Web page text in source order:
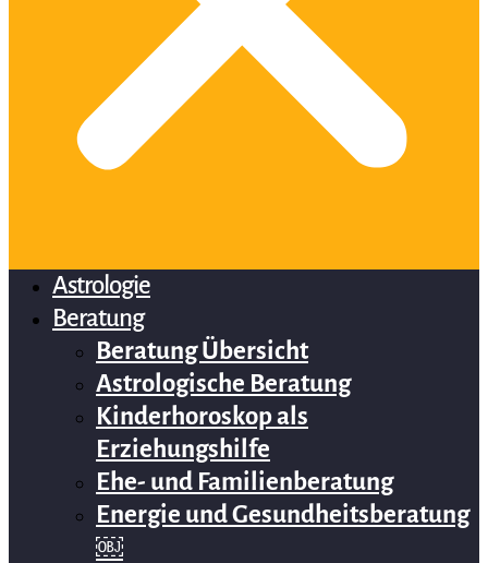
Astrologie
Beratung
Beratung Übersicht
Astrologische Beratung
Kinderhoroskop als
Erziehungshilfe
Ehe- und Familienberatung
Energie und Gesundheitsberatung
￼